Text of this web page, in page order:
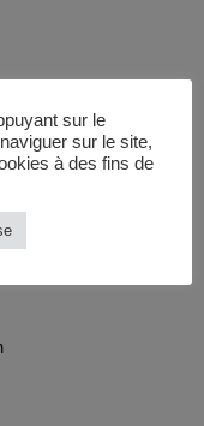
de chez
sur le
sur le site,
à des fins de